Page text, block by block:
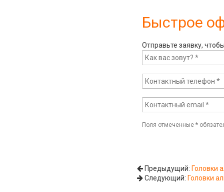
Быстрое
Отправьте заявку,
Поля отмеченные*
Предыдущий: Головки
Следующий: Головки